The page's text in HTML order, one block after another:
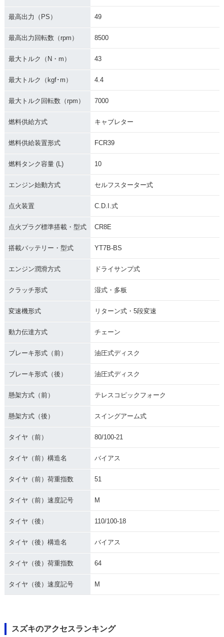
最高出力（PS） 49
最高出力回転数（rpm） 8500
最大トルク（N・m） 43
最大トルク（kgf･m） 4.4
最大トルク回転数（rpm） 7000
燃料供給方式 キャブレター
燃料供給装置形式 FCR39
燃料タンク容量 (L) 10
エンジン始動方式 セルフスターター式
点火装置 C.D.I.式
点火プラグ標準搭載・型式 CR8E
搭載バッテリー・型式 YT7B-BS
エンジン潤滑方式 ドライサンプ式
クラッチ形式 湿式・多板
変速機形式 リターン式・5段変速
動力伝達方式 チェーン
ブレーキ形式（前） 油圧式ディスク
ブレーキ形式（後） 油圧式ディスク
懸架方式（前） テレスコピックフォーク
懸架方式（後） スイングアーム式
タイヤ（前） 80/100-21
タイヤ（前）構造名 バイアス
タイヤ（前）荷重指数 51
タイヤ（前）速度記号 M
タイヤ（後） 110/100-18
タイヤ（後）構造名 バイアス
タイヤ（後）荷重指数 64
タイヤ（後）速度記号 M
スズキのアクセスランキング